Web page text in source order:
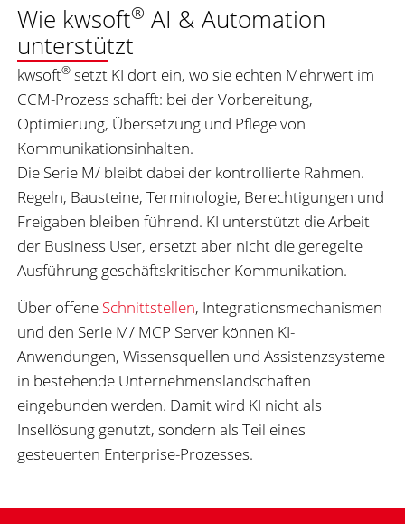
Wie kwsoft® AI & Automation
unterstützt
kwsoft® setzt KI dort ein, wo sie echten Mehrwert im
CCM-Prozess schafft: bei der Vorbereitung,
Optimierung, Übersetzung und Pflege von
Kommunikationsinhalten.
Die Serie M/ bleibt dabei der kontrollierte Rahmen.
Regeln, Bausteine, Terminologie, Berechtigungen und
Freigaben bleiben führend. KI unterstützt die Arbeit
der Business User, ersetzt aber nicht die geregelte
Ausführung geschäftskritischer Kommunikation.
Über offene Schnittstellen, Integrationsmechanismen
und den Serie M/ MCP Server können KI-
Anwendungen, Wissensquellen und Assistenzsysteme
in bestehende Unternehmenslandschaften
eingebunden werden. Damit wird KI nicht als
Insellösung genutzt, sondern als Teil eines
gesteuerten Enterprise-Prozesses.